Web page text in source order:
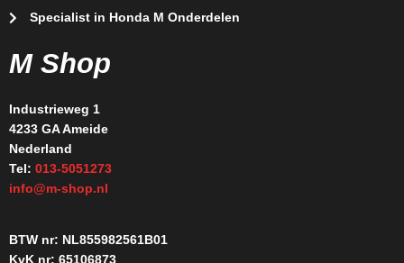
Specialist in Honda M Onderdelen
M Shop
Industrieweg 1
4233 GA Ameide
Nederland
Tel: 013-5051273
info@m-shop.nl
BTW nr: NL855982561B01
KvK nr: 65106873